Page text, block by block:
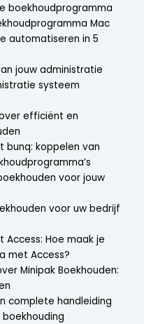
boekhoudprogramma
Mac
automatiseren in 5
jouw administratie
systeem
efficiënt en
bunq: koppelen van
voor jouw
voor uw bedrijf
Hoe maak je
met Access?
Minipak Boekhouden:
complete handleiding